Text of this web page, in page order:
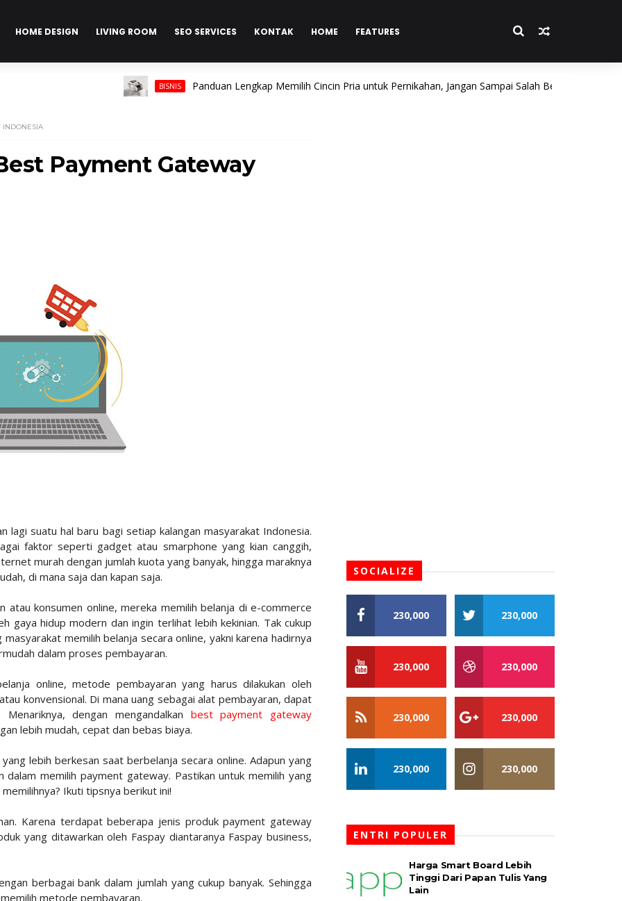
HOME DESIGN LIVING ROOM SEO SERVICES KONTAK HOME FEATURES
BISNIS Panduan Lengkap Memilih Cincin Pria untuk Pernikahan, Jangan Sampai Salah Beli!
INDONESIA
Payment Gateway
lagi suatu hal baru bagi setiap kalangan masyarakat Indonesia.
faktor seperti gadget atau smarphone yang kian canggih,
murah dengan jumlah kuota yang banyak, hingga maraknya
di mana saja dan kapan saja.
atau konsumen online, mereka memilih belanja di e-commerce
gaya hidup modern dan ingin terlihat lebih kekinian. Tak cukup
memilih belanja secara online, yakni karena hadirnya
dalam proses pembayaran.
online, metode pembayaran yang harus dilakukan oleh
konvensional. Di mana uang sebagai alat pembayaran, dapat
dengan mengandalkan best payment gateway
lebih mudah, cepat dan bebas biaya.
lebih berkesan saat berbelanja secara online. Adapun yang
memilih payment gateway. Pastikan untuk memilih yang
Ikuti tipsnya berikut ini!
Karena terdapat beberapa jenis produk payment gateway
yang ditawarkan oleh Faspay diantaranya Faspay business,
berbagai bank dalam jumlah yang cukup banyak. Sehingga
metode pembayaran.
SOCIALIZE
230,000 230,000
230,000 230,000
230,000 230,000
230,000 230,000
ENTRI POPULER
Harga Smart Board Lebih
Tinggi Dari Papan Tulis Yang
Lain